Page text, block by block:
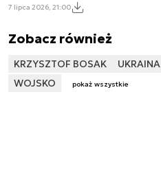
7 lipca 2026, 21:00
Zobacz również
KRZYSZTOF BOSAK UKRAINA
WOJSKO
pokaż wszystkie